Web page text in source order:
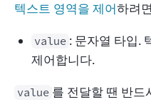
텍스트 영역을 제어하려면
value : 문자열 타입.
제어합니다.
value